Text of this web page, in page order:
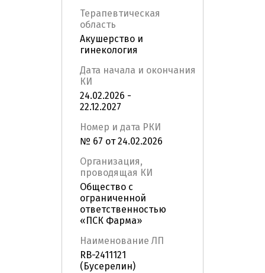
Терапевтическая
область
Акушерство и
гинекология
Дата начала и окончания
КИ
24.02.2026 -
22.12.2027
Номер и дата РКИ
№ 67 от 24.02.2026
Организация,
проводящая КИ
Общество с
ограниченной
ответственностью
«ПСК Фарма»
Наименование ЛП
RB-2411121
(Бусерелин)